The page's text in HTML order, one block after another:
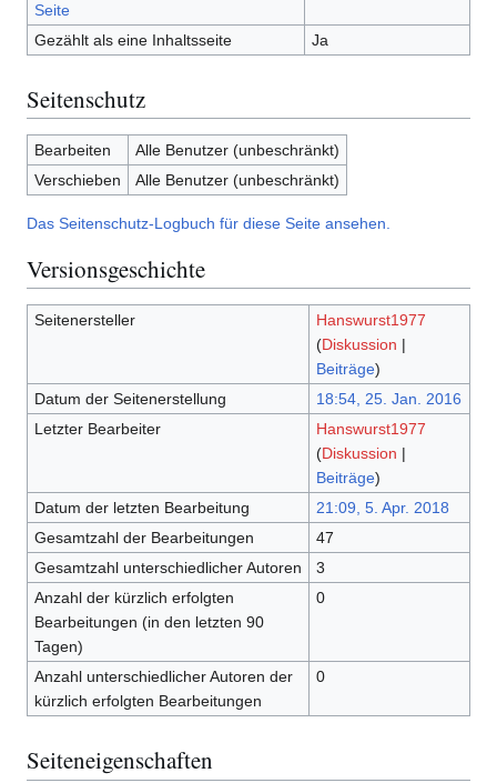
Seite
Gezählt als eine Inhaltsseite Ja
Seitenschutz
Bearbeiten
Alle Benutzer (unbeschränkt)
Verschieben
Alle Benutzer (unbeschränkt)
Das Seitenschutz-Logbuch für diese Seite ansehen.
Versionsgeschichte
Seitenersteller
Hanswurst1977
(Diskussion |
Beiträge)
Datum der Seitenerstellung
18:54, 25. Jan. 2016
Letzter Bearbeiter
Hanswurst1977
(Diskussion |
Beiträge)
Datum der letzten Bearbeitung
21:09, 5. Apr. 2018
Gesamtzahl der Bearbeitungen
47
Gesamtzahl unterschiedlicher Autoren
3
Anzahl der kürzlich erfolgten
Bearbeitungen (in den letzten 90
Tagen)
0
Anzahl unterschiedlicher Autoren der
kürzlich erfolgten Bearbeitungen
0
Seiteneigenschaften